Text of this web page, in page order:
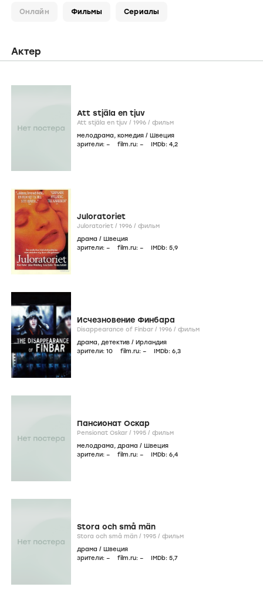
Онлайн Фильмы Сериалы
Актер
Att stjäla en tjuv
Att stjäla en tjuv / 1996 / фильм
мелодрама, комедия / Швеция
зрители: – film.ru: – IMDb: 4,2
Juloratoriet
Juloratoriet / 1996 / фильм
драма / Швеция
зрители: – film.ru: – IMDb: 5,9
Исчезновение Финбара
Disappearance of Finbar / 1996 / фильм
драма, детектив / Ирландия
зрители: 10 film.ru: – IMDb: 6,3
Пансионат Оскар
Pensionat Oskar / 1995 / фильм
мелодрама, драма / Швеция
зрители: – film.ru: – IMDb: 6,4
Stora och små män
Stora och små män / 1995 / фильм
драма / Швеция
зрители: – film.ru: – IMDb: 5,7